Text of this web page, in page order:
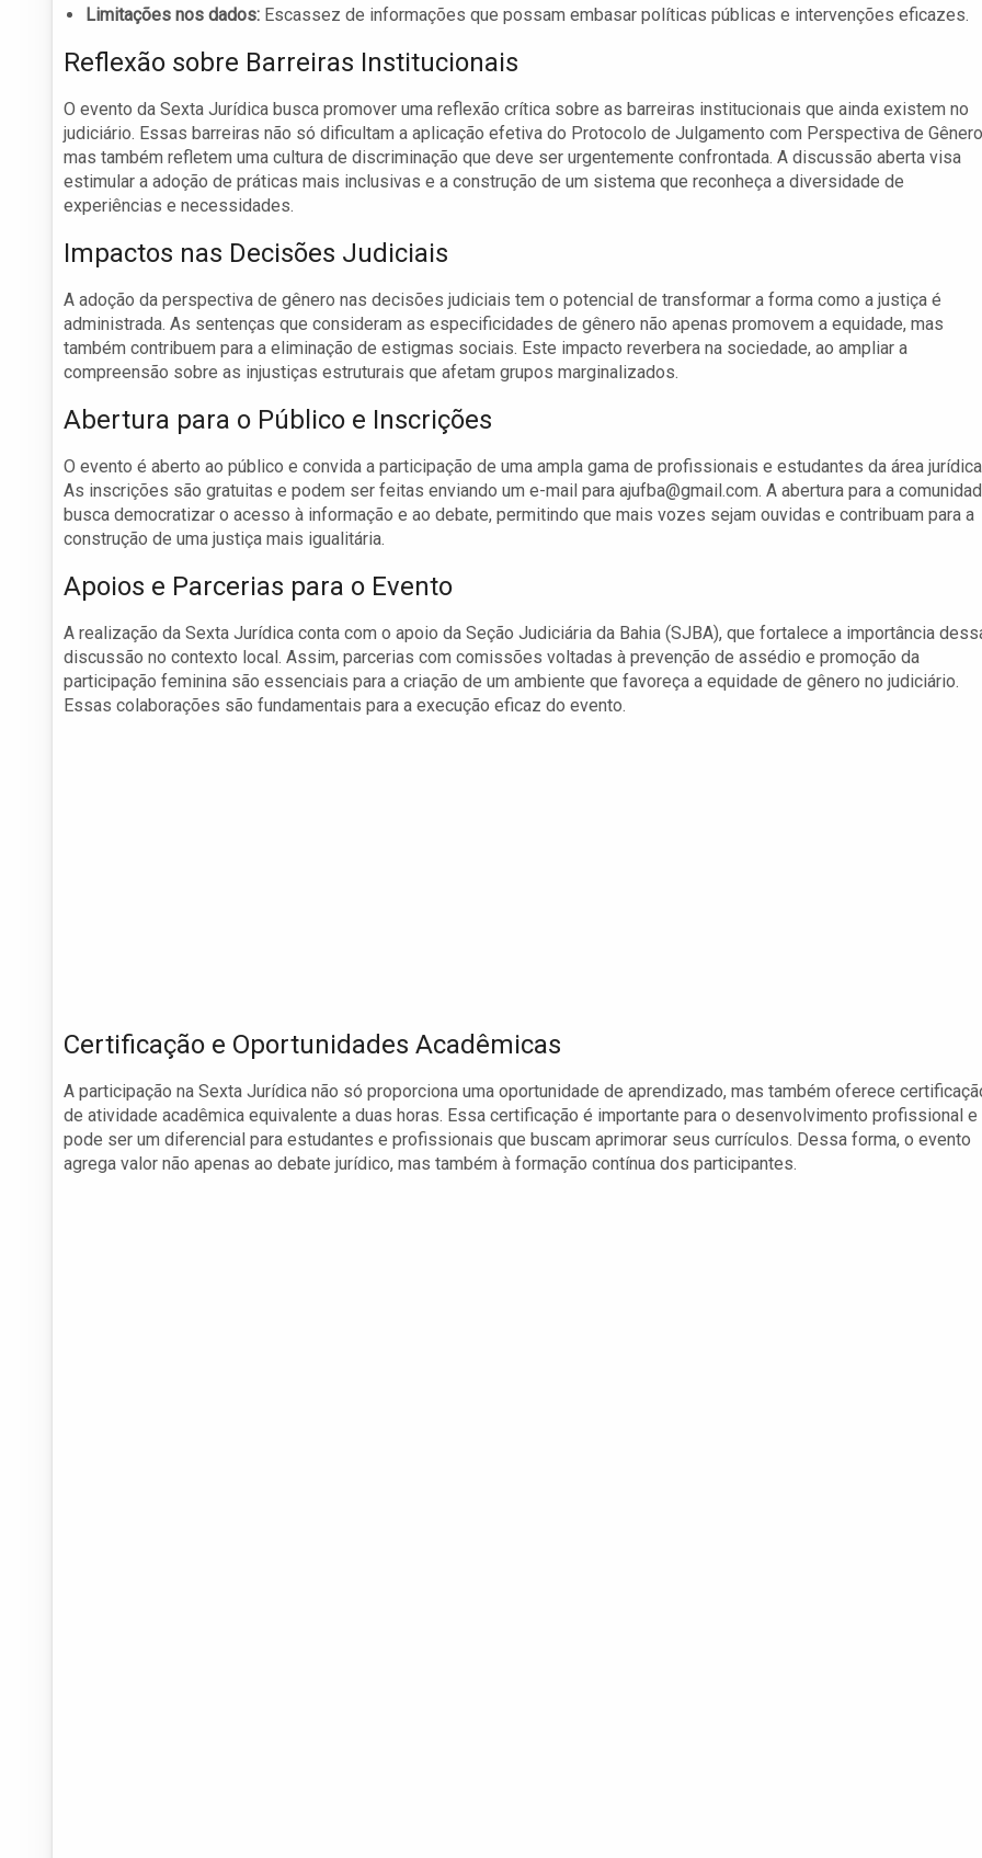
Limitações nos dados: Escassez de informações que possam embasar políticas públicas e intervenções eficazes.
Reflexão sobre Barreiras Institucionais
O evento da Sexta Jurídica busca promover uma reflexão crítica sobre as barreiras institucionais que ainda existem no
judiciário. Essas barreiras não só dificultam a aplicação efetiva do Protocolo de Julgamento com Perspectiva de
mas também refletem uma cultura de discriminação que deve ser urgentemente confrontada. A discussão aberta visa
estimular a adoção de práticas mais inclusivas e a construção de um sistema que reconheça a diversidade de
experiências e necessidades.
Impactos nas Decisões Judiciais
A adoção da perspectiva de gênero nas decisões judiciais tem o potencial de transformar a forma como a justiça é
administrada. As sentenças que consideram as especificidades de gênero não apenas promovem a equidade, mas
também contribuem para a eliminação de estigmas sociais. Este impacto reverbera na sociedade, ao ampliar a
compreensão sobre as injustiças estruturais que afetam grupos marginalizados.
Abertura para o Público e Inscrições
O evento é aberto ao público e convida a participação de uma ampla gama de profissionais e estudantes da área
As inscrições são gratuitas e podem ser feitas enviando um e-mail para ajufba@gmail.com. A abertura para a
busca democratizar o acesso à informação e ao debate, permitindo que mais vozes sejam ouvidas e contribuam para a
construção de uma justiça mais igualitária.
Apoios e Parcerias para o Evento
A realização da Sexta Jurídica conta com o apoio da Seção Judiciária da Bahia (SJBA), que fortalece a importância
discussão no contexto local. Assim, parcerias com comissões voltadas à prevenção de assédio e promoção da
participação feminina são essenciais para a criação de um ambiente que favoreça a equidade de gênero no judiciário.
Essas colaborações são fundamentais para a execução eficaz do evento.
Certificação e Oportunidades Acadêmicas
A participação na Sexta Jurídica não só proporciona uma oportunidade de aprendizado, mas também oferece
de atividade acadêmica equivalente a duas horas. Essa certificação é importante para o desenvolvimento profissional e
pode ser um diferencial para estudantes e profissionais que buscam aprimorar seus currículos. Dessa forma, o evento
agrega valor não apenas ao debate jurídico, mas também à formação contínua dos participantes.